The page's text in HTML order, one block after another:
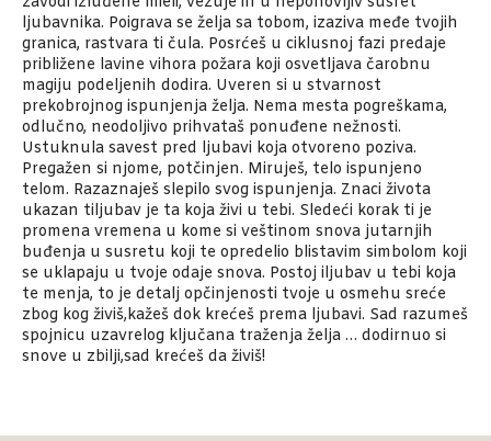
ljubavnika. Poigrava se želja sa tobom, izaziva međe tvojih
granica, rastvara ti čula. Posrćeš u ciklusnoj fazi predaje
približene lavine vihora požara koji osvetljava čarobnu
magiju podeljenih dodira. Uveren si u stvarnost
prekobrojnog ispunjenja želja. Nema mesta pogreškama,
odlučno, neodoljivo prihvataš ponuđene nežnosti.
Ustuknula savest pred ljubavi koja otvoreno poziva.
Pregažen si njome, potčinjen. Miruješ, telo ispunjeno
telom. Razaznaješ slepilo svog ispunjenja. Znaci života
ukazan tiljubav je ta koja živi u tebi. Sledeći korak ti je
promena vremena u kome si veštinom snova jutarnjih
buđenja u susretu koji te opredelio blistavim simbolom koji
se uklapaju u tvoje odaje snova. Postoj iljubav u tebi koja
te menja, to je detalj opčinjenosti tvoje u osmehu sreće
zbog kog živiš,kažeš dok krećeš prema ljubavi. Sad razumeš
spojnicu uzavrelog ključana traženja želja … dodirnuo si
snove u zbilji,sad krećeš da živiš!